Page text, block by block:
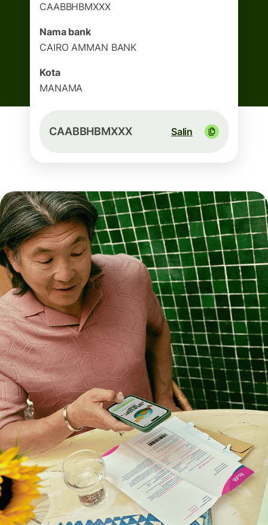
CAABBHBMXXX
Nama bank
CAIRO AMMAN BANK
Kota
MANAMA
CAABBHBMXXX Salin